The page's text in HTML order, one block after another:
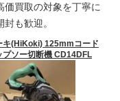
価買取の対象を丁寧に
も歓迎。
キ(HiKoki) 125mmコード
プソー切断機 CD14DFL